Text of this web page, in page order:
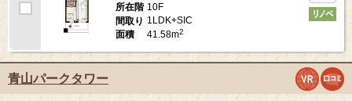
所在階 10F
間取り 1LDK+SIC
面積
41.58m2
青山パークタワー